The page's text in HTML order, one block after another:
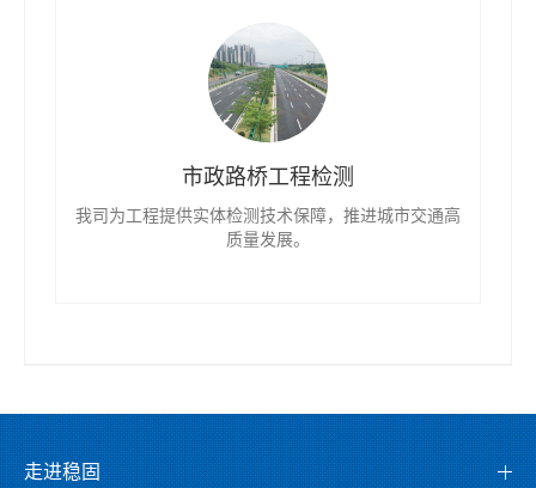
市政路桥工程检测
我司为工程提供实体检测技术保障，推进城市交通高
质量发展。
走进稳固